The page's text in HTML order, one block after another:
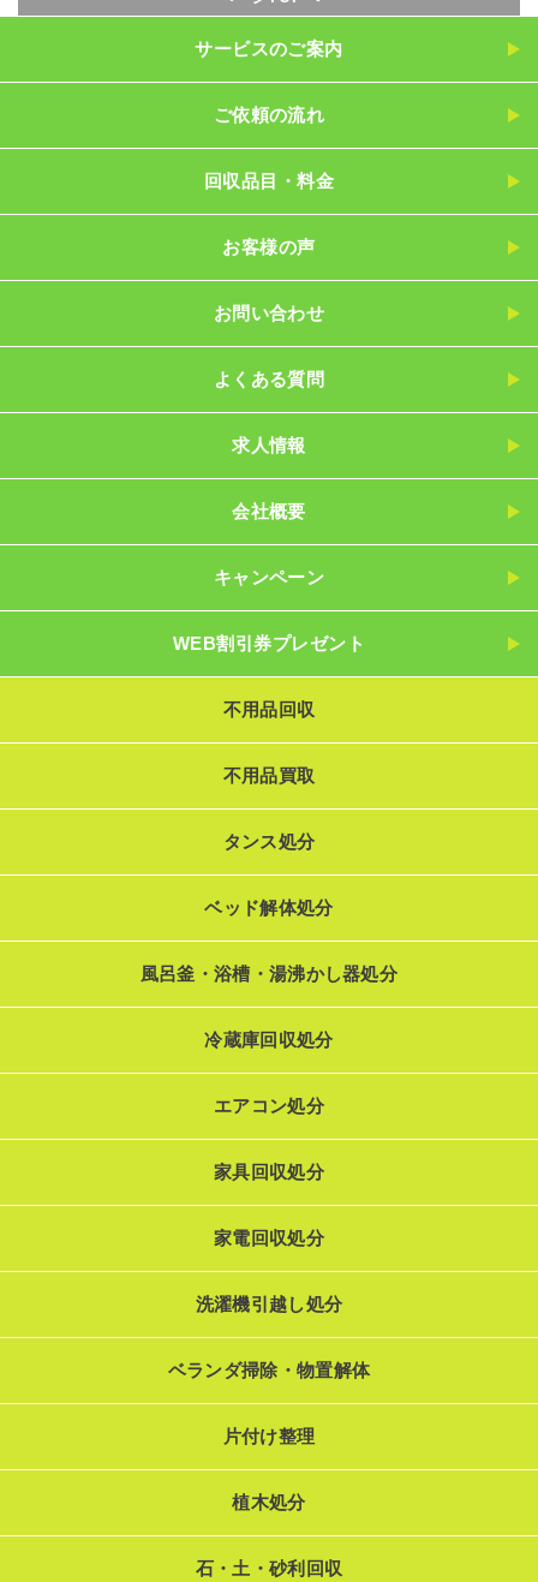
サービスのご案内
ご依頼の流れ
回収品目・料金
お客様の声
お問い合わせ
よくある質問
求人情報
会社概要
キャンペーン
WEB割引券プレゼント
不用品回収
不用品買取
タンス処分
ベッド解体処分
風呂釜・浴槽・湯沸かし器処分
冷蔵庫回収処分
エアコン処分
家具回収処分
家電回収処分
洗濯機引越し処分
ベランダ掃除・物置解体
片付け整理
植木処分
石・土・砂利回収